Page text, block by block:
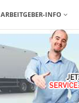
ARBEITGEBER-INFO